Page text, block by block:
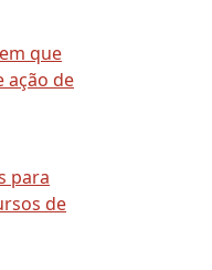
que
ação de
para
de